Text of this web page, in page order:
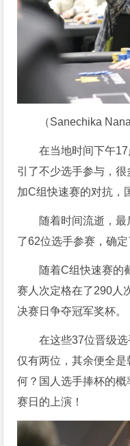
（Sanechika Nana
在当地时间下午
引了不少选手参与，
加C组快速赛的对抗，
随着时间流逝，
了62位选手参赛，确定
随着C组快速赛的
赛人次定格在了290人
决赛日争夺冠军奖杯。
在这些37位晋级
仅有两位，其余便全
何？国人选手捧杯的
赛日的上演！